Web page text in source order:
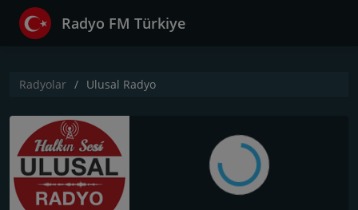
Radyo FM Türkiye
Radyolar Ulusal Radyo